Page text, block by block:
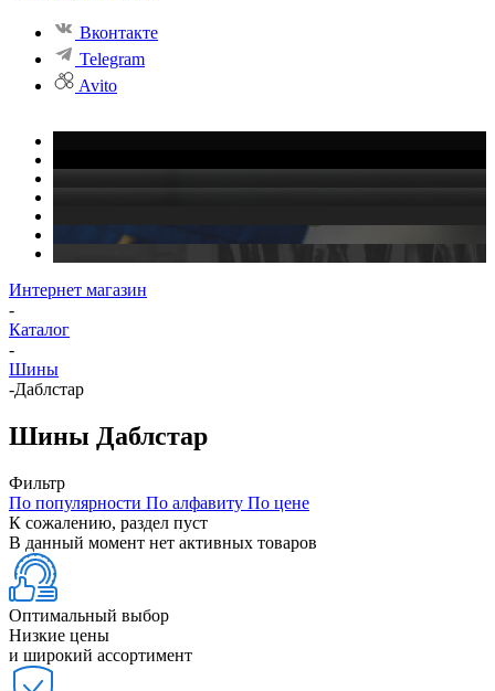
Вконтакте
Telegram
Avito
Интернет магазин
-
Каталог
-
Шины
-Даблстар
Шины Даблстар
Фильтр
По популярности По алфавиту По цене
К сожалению, раздел пуст
В данный момент нет активных товаров
Оптимальный выбор
Низкие цены
и широкий ассортимент